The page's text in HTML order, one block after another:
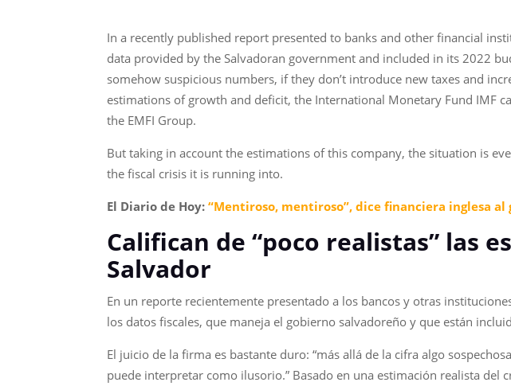
In a recently published report presented to banks and other financial
data provided by the Salvadoran government and included in its 2022
somehow suspicious numbers, if they don’t introduce new taxes and
estimations of growth and deficit, the International Monetary Fund IMF
the EMFI Group.
But taking in account the estimations of this company, the situation is
the fiscal crisis it is running into.
El Diario de Hoy:“Mentiroso, mentiroso”, dice financiera inglesa
Califican de “poco realistas” las
Salvador
En un reporte recientemente presentado a los bancos y otras
los datos fiscales, que maneja el gobierno salvadoreño y que están
El juicio de la firma es bastante duro: “más allá de la cifra algo
puede interpretar como ilusorio.” Basado en una estimación realista